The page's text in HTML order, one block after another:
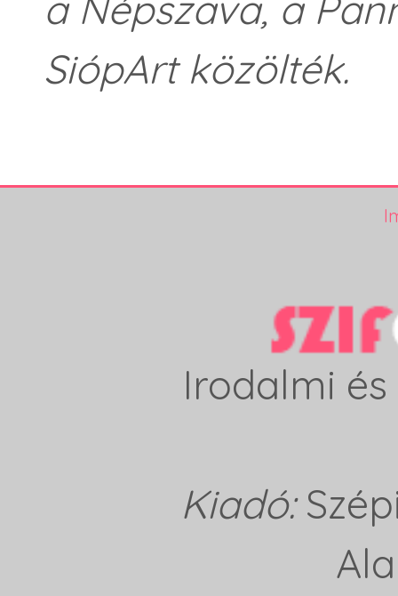
SiópArt közölték.
Irodalmi
Kiadó: